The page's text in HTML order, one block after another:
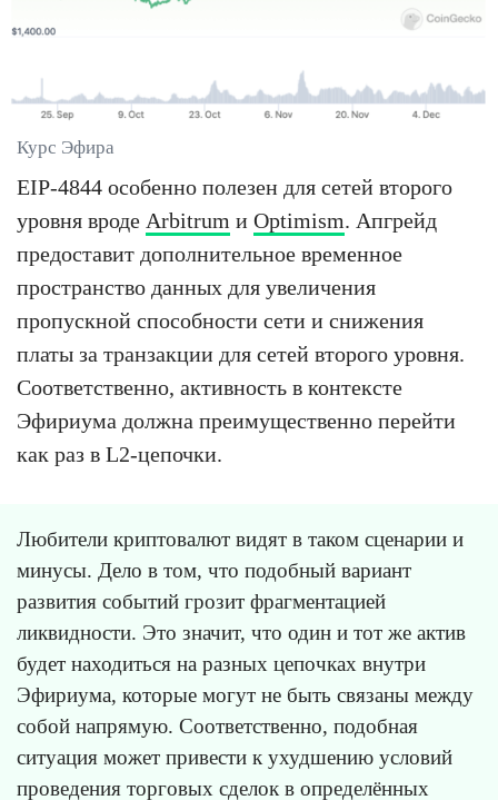
Курс Эфира
EIP-4844 особенно полезен для сетей второго
уровня вроде Arbitrum и Optimism. Апгрейд
предоставит дополнительное временное
пространство данных для увеличения
пропускной способности сети и снижения
платы за транзакции для сетей второго уровня.
Соответственно, активность в контексте
Эфириума должна преимущественно перейти
как раз в L2-цепочки.
Любители криптовалют видят в таком сценарии и
минусы. Дело в том, что подобный вариант
развития событий грозит фрагментацией
ликвидности. Это значит, что один и тот же актив
будет находиться на разных цепочках внутри
Эфириума, которые могут не быть связаны между
собой напрямую. Соответственно, подобная
ситуация может привести к ухудшению условий
проведения торговых сделок в определённых